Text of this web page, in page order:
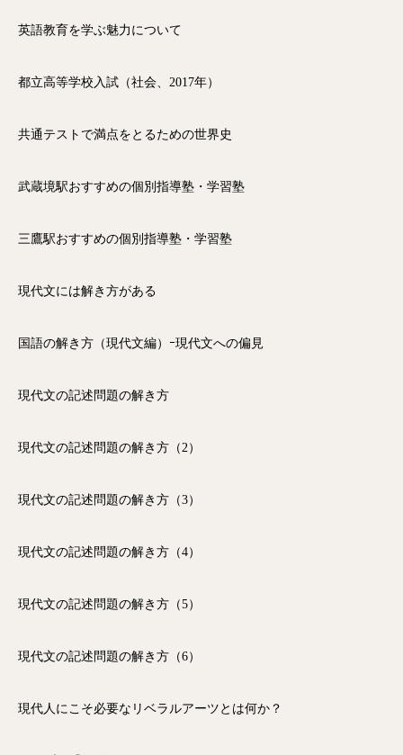
英語教育を学ぶ魅力について
都立高等学校入試（社会、2017年）
共通テストで満点をとるための世界史
武蔵境駅おすすめの個別指導塾・学習塾
三鷹駅おすすめの個別指導塾・学習塾
現代文には解き方がある
国語の解き方（現代文編）ｰ現代文への偏見
現代文の記述問題の解き方
現代文の記述問題の解き方（2）
現代文の記述問題の解き方（3）
現代文の記述問題の解き方（4）
現代文の記述問題の解き方（5）
現代文の記述問題の解き方（6）
現代人にこそ必要なリベラルアーツとは何か？